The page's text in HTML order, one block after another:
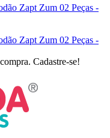
Zapt Zum 02 Peças -
Zapt Zum 02 Peças -
Cadastre-se!